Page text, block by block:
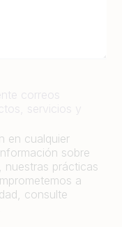
correos
servicios y
en cualquier
sobre
nuestras prácticas
a
consulte